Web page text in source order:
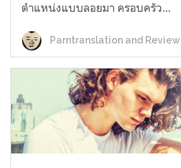
ตำแหน่งแบบลอยมา ครอบครัว...
Parntranslation and Review